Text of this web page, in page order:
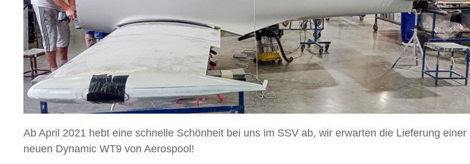
Ab April 2021 hebt eine schnelle Schönheit bei uns im SSV ab, wir erwarten die Lieferung einer
neuen Dynamic WT9 von Aerospool!